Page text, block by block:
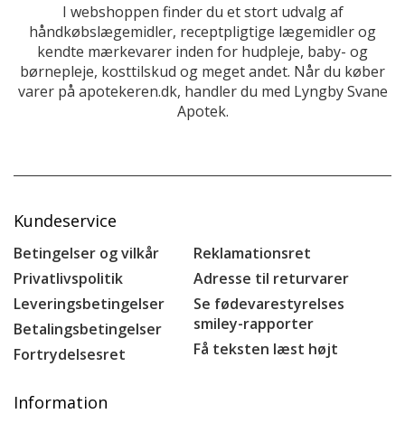
I webshoppen finder du et stort udvalg af
håndkøbslægemidler, receptpligtige lægemidler og
kendte mærkevarer inden for hudpleje, baby- og
børnepleje, kosttilskud og meget andet. Når du køber
varer på apotekeren.dk, handler du med Lyngby Svane
Apotek.
Kundeservice
Betingelser og vilkår
Privatlivspolitik
Leveringsbetingelser
Betalingsbetingelser
Fortrydelsesret
Reklamationsret
Adresse til returvarer
Se fødevarestyrelses
smiley-rapporter
Få teksten læst højt
Information